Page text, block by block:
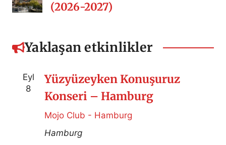
(2026-2027)
Yaklaşan etkinlikler
Eyl
8
Yüzyüzeyken Konuşuruz
Konseri – Hamburg
Mojo Club - Hamburg
Hamburg